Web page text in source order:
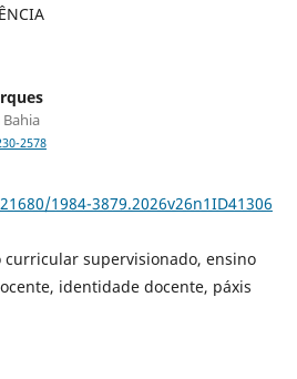
2578
1984-3879.2026v26n1ID41306
curricular supervisionado, ensino
identidade docente, páxis